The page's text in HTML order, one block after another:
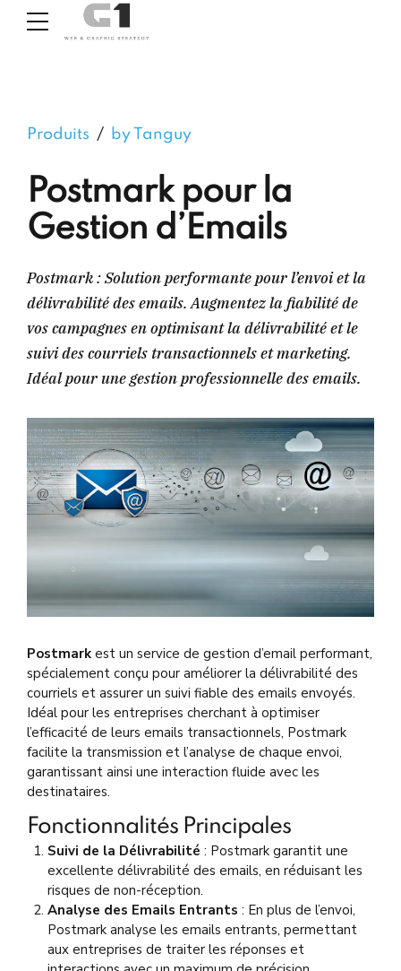
Produits by Tanguy
Postmark pour la
Gestion d’Emails
Postmark : Solution performante pour l’envoi et la
délivrabilité des emails. Augmentez la fiabilité de
vos campagnes en optimisant la délivrabilité et le
suivi des courriels transactionnels et marketing.
Idéal pour une gestion professionnelle des emails.
Postmark est un service de gestion d’email performant,
spécialement conçu pour améliorer la délivrabilité des
courriels et assurer un suivi fiable des emails envoyés.
Idéal pour les entreprises cherchant à optimiser
l’efficacité de leurs emails transactionnels, Postmark
facilite la transmission et l’analyse de chaque envoi,
garantissant ainsi une interaction fluide avec les
destinataires.
Fonctionnalités Principales
Suivi de la Délivrabilité : Postmark garantit une
excellente délivrabilité des emails, en réduisant les
risques de non-réception.
Analyse des Emails Entrants : En plus de l’envoi,
Postmark analyse les emails entrants, permettant
aux entreprises de traiter les réponses et